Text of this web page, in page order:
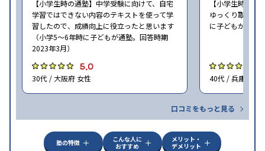
【小学生時の通塾】中学受験に向けて、自宅
学習ではできない内容のテキストを使って学
習したので、成績向上に役立ったと思います
（小学5〜6年時に子どもが通塾。回答時期
2023年3月）
5.0
30代 / 大阪府 女性
【小学生時の通
ゆっくり取り組
に子どもが通塾
40代 / 兵庫県 女
口コミをもっと見る
塾の特徴
こんな人に
おすすめ
メリット・
デメリット